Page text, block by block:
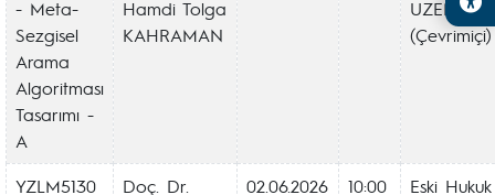
- Meta-
Sezgisel
Arama
Algoritması
Tasarımı -
A
Hamdi Tolga
KAHRAMAN
UZEM
(Çevrimiçi)
YZLM5130
Doç. Dr.
02.06.2026 10:00
Eski Hukuk